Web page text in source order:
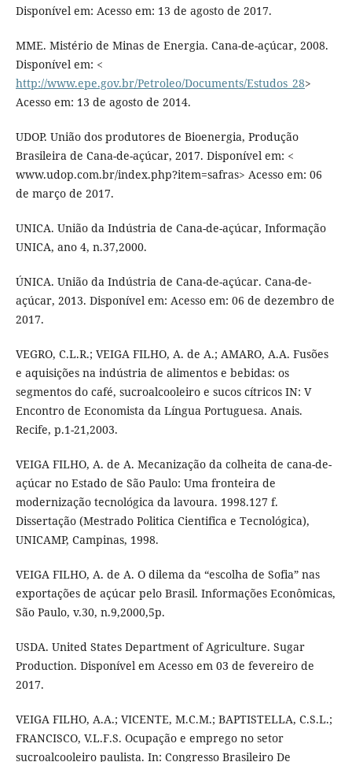
Disponível em: Acesso em: 13 de agosto de 2017.
MME. Mistério de Minas de Energia. Cana-de-açúcar, 2008.
Disponível em: <
http://www.epe.gov.br/Petroleo/Documents/Estudos_28>
Acesso em: 13 de agosto de 2014.
UDOP. União dos produtores de Bioenergia, Produção
Brasileira de Cana-de-açúcar, 2017. Disponível em: <
www.udop.com.br/index.php?item=safras> Acesso em: 06
de março de 2017.
UNICA. União da Indústria de Cana-de-açúcar, Informação
UNICA, ano 4, n.37,2000.
ÚNICA. União da Indústria de Cana-de-açúcar. Cana-de-
açúcar, 2013. Disponível em: Acesso em: 06 de dezembro de
2017.
VEGRO, C.L.R.; VEIGA FILHO, A. de A.; AMARO, A.A. Fusões
e aquisições na indústria de alimentos e bebidas: os
segmentos do café, sucroalcooleiro e sucos cítricos IN: V
Encontro de Economista da Língua Portuguesa. Anais.
Recife, p.1-21,2003.
VEIGA FILHO, A. de A. Mecanização da colheita de cana-de-
açúcar no Estado de São Paulo: Uma fronteira de
modernização tecnológica da lavoura. 1998.127 f.
Dissertação (Mestrado Politica Cientifica e Tecnológica),
UNICAMP, Campinas, 1998.
VEIGA FILHO, A. de A. O dilema da “escolha de Sofia” nas
exportações de açúcar pelo Brasil. Informações Econômicas,
São Paulo, v.30, n.9,2000,5p.
USDA. United States Department of Agriculture. Sugar
Production. Disponível em Acesso em 03 de fevereiro de
2017.
VEIGA FILHO, A.A.; VICENTE, M.C.M.; BAPTISTELLA, C.S.L.;
FRANCISCO, V.L.F.S. Ocupação e emprego no setor
sucroalcooleiro paulista. In: Congresso Brasileiro De